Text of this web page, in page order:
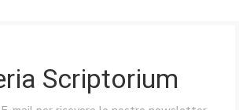
Scriptorium